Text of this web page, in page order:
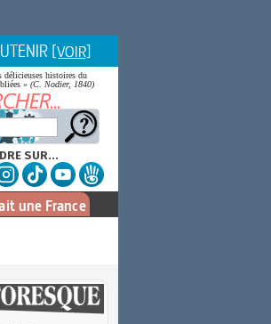
[VOIR]
délicieuses histoires du
» (C. Nodier, 1840)
SUR...
une France